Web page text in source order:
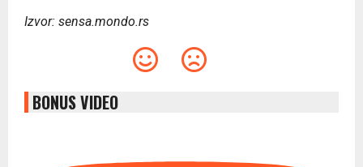
Izvor: sensa.mondo.rs
BONUS VIDEO